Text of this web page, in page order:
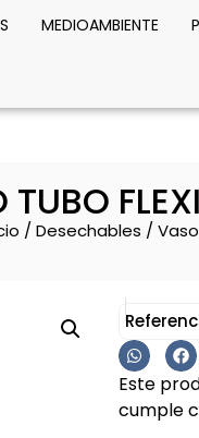
MEDIOAMBIENTE
TUBO
/ Desechables /
Este
cumple